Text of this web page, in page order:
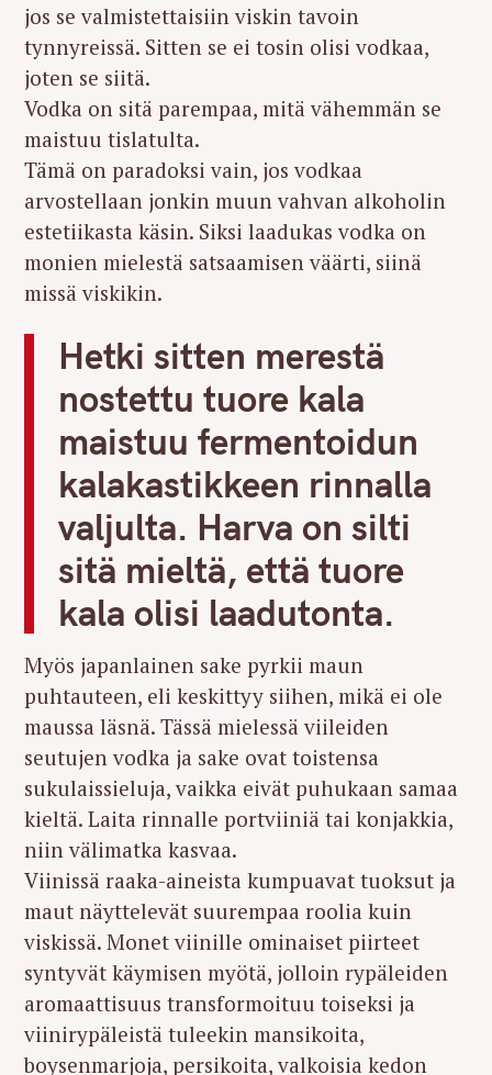
jos se valmistettaisiin viskin tavoin
tynnyreissä. Sitten se ei tosin olisi vodkaa,
joten se siitä.
Vodka on sitä parempaa, mitä vähemmän se
maistuu tislatulta.
Tämä on paradoksi vain, jos vodkaa
arvostellaan jonkin muun vahvan alkoholin
estetiikasta käsin. Siksi laadukas vodka on
monien mielestä satsaamisen väärti, siinä
missä viskikin.
Hetki sitten merestä
nostettu tuore kala
maistuu fermentoidun
kalakastikkeen rinnalla
valjulta. Harva on silti
sitä mieltä, että tuore
kala olisi laadutonta.
Myös japanlainen sake pyrkii maun
puhtauteen, eli keskittyy siihen, mikä ei ole
maussa läsnä. Tässä mielessä viileiden
seutujen vodka ja sake ovat toistensa
sukulaissieluja, vaikka eivät puhukaan samaa
kieltä. Laita rinnalle portviiniä tai konjakkia,
niin välimatka kasvaa.
Viinissä raaka-aineista kumpuavat tuoksut ja
maut näyttelevät suurempaa roolia kuin
viskissä. Monet viinille ominaiset piirteet
syntyvät käymisen myötä, jolloin rypäleiden
aromaattisuus transformoituu toiseksi ja
viinirypäleistä tuleekin mansikoita,
boysenmarjoja, persikoita, valkoisia kedon